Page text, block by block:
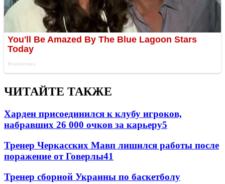
ЧИТАЙТЕ ТАКЖЕ
Харден присоединился к клубу игроков,
набравших 26 000 очков за карьеру5
Тренер Черкасских Мавп лишился работы после
поражение от Говерлы41
Тренер сборной Украины по баскетболу